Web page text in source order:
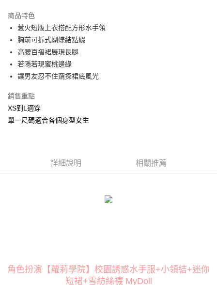
合作金庫商業銀行
華南商業銀行
上海商業儲蓄銀行
國泰世華商業銀行
臺灣中小企業銀行
匯豐（台灣）商業銀行
聯邦商業銀行
元大商業銀行
台新國際商業銀行
台灣樂天信用卡公司
超商取貨付款
LINE Pay
Apple Pay
街口支付
悠遊付
AFTEE先享後付
相關說明
１．簡單：不需註冊會員、不需綁卡、不需儲值。
後付繳納相關費用。
※ 交易是否成功請以「AFTEE先享後付 」之結帳頁面顯示為準，若有關於
每筆NT$120
商品特色
惹火短版上衣搭配方形水手領
胸前可拆式蝴蝶結點綴
高腰百褶裙展現長腿
若隱若現蜜桃邊緣
讓男友忍不住窺探裙底風光
銷售重點
XS到L適穿
單一尺碼適合各個身型女生
詳細說明 相關推薦
角色扮演【蘿莉學院】校園誘惑水手服+小領結+迷你
短裙+雪紡絲襪 MyDoll